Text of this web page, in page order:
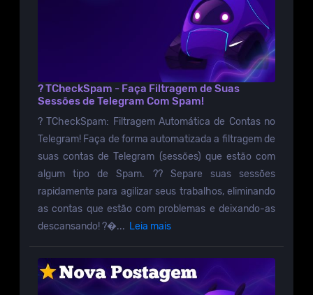
? TCheckSpam - Faça Filtragem de Suas
Sessões de Telegram Com Spam!
?️ TCheckSpam: Filtragem Automática de Contas no
Telegram! Faça de forma automatizada a filtragem de
suas contas de Telegram (sessões) que estão com
algum tipo de Spam. ?? Separe suas sessões
rapidamente para agilizar seus trabalhos, eliminando
as contas que estão com problemas e deixando-as
descansando! ?�... Leia mais